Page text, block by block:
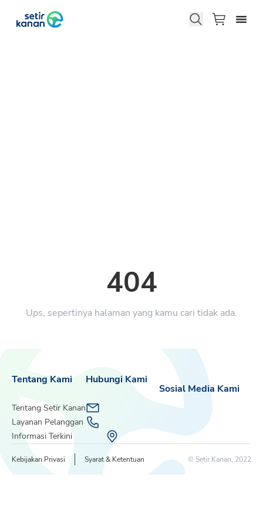
404
Ups, sepertinya halaman yang kamu cari tidak ada.
Tentang Kami
Tentang Setir Kanan
Layanan Pelanggan
Informasi Terkini
Sosial Media Kami
Hubungi Kami
Kebijakan Privasi Syarat & Ketentuan © Setir Kanan, 2022